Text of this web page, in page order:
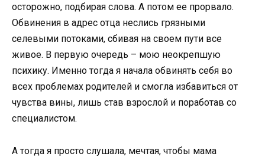
осторожно, подбирая слова. А потом ее прорвало.
Обвинения в адрес отца неслись грязными
селевыми потоками, сбивая на своем пути все
живое. В первую очередь – мою неокрепшую
психику. Именно тогда я начала обвинять себя во
всех проблемах родителей и смогла избавиться от
чувства вины, лишь став взрослой и поработав со
специалистом.
А тогда я просто слушала, мечтая, чтобы мама